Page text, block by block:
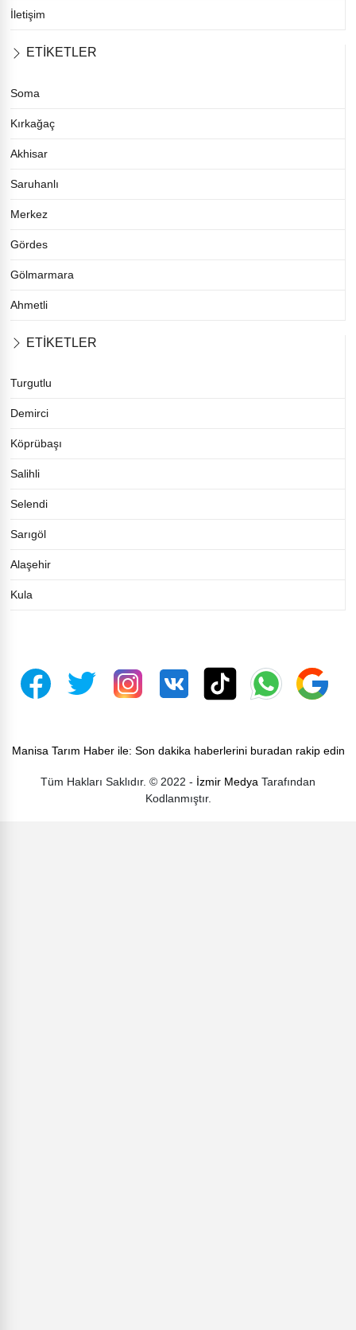
İletişim
ETİKETLER
Soma
Kırkağaç
Akhisar
Saruhanlı
Merkez
Gördes
Gölmarmara
Ahmetli
ETİKETLER
Turgutlu
Demirci
Köprübaşı
Salihli
Selendi
Sarıgöl
Alaşehir
Kula
Manisa Tarım Haber ile: Son dakika haberlerini buradan rakip edin
Tüm Hakları Saklıdır. © 2022 - İzmir Medya Tarafından
Kodlanmıştır.